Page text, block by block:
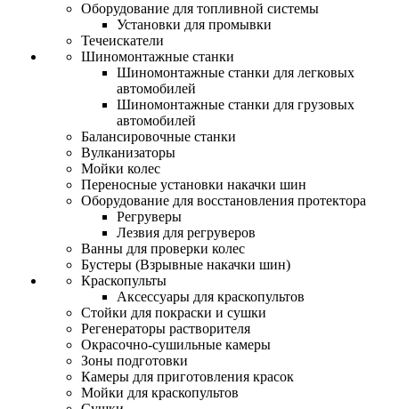
Оборудование для топливной системы
Установки для промывки
Течеискатели
Шиномонтажные станки
Шиномонтажные станки для легковых
автомобилей
Шиномонтажные станки для грузовых
автомобилей
Балансировочные станки
Вулканизаторы
Мойки колес
Переносные установки накачки шин
Оборудование для восстановления протектора
Регруверы
Лезвия для регруверов
Ванны для проверки колес
Бустеры (Взрывные накачки шин)
Краскопульты
Аксессуары для краскопультов
Стойки для покраски и сушки
Регенераторы растворителя
Окрасочно-сушильные камеры
Зоны подготовки
Камеры для приготовления красок
Мойки для краскопультов